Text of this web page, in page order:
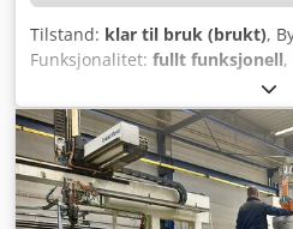
Tilstand: klar til bruk (brukt),
Funksjonalitet: fullt funksjonell
,
injeksjonsvekt:6 175 g,
KraussMaffei KM 1100–12000
Robot! TECHNICAL DETAILS
Opening force: 770 kN Platen
Tie bar spacing (H × V): 1,550 ×